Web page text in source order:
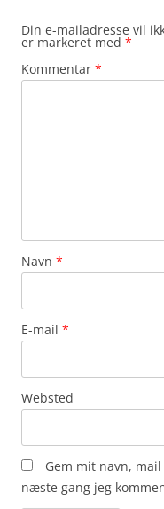
Din e-mailadresse vil
er markeret med *
Kommentar *
Navn *
E-mail *
Websted
Gem mit navn,
næste gang jeg